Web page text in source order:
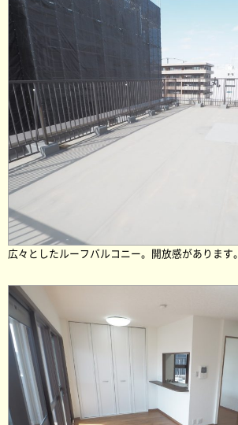
広々としたルーフバルコニー。開放感があります。